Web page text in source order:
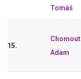
Tomáš
15.
Chomout
Adam